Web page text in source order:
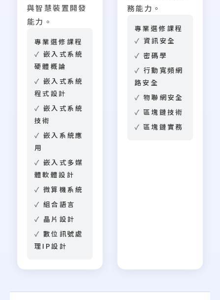
與智慧裝置開發
能力。
專業選修課程
嵌入式系統
硬體概論
嵌入式系統
程式設計
嵌入式系統
技術
嵌入系統應
用
嵌入式多媒
體軟體設計
微算機系統
組合語言
晶片設計
數位訊號處
理IP設計
務能力。
專業選修課程
資訊安全
密碼學
行動寬頻網
路安全
物聯網安全
區塊鏈技術
區塊鏈實務